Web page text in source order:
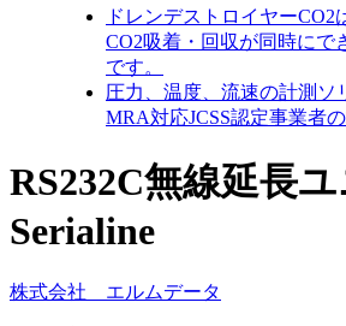
ドレンデストロイヤーCO2
CO2吸着・回収が同時にで
です。
圧力、温度、流速の計測ソ
MRA対応JCSS認定事業者
RS232C無線延長
Serialine
株式会社 エルムデータ